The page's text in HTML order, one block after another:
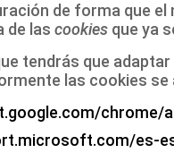
de forma que
de las cookiesque ya
tendrás que
las cookies se
chrome/
es-